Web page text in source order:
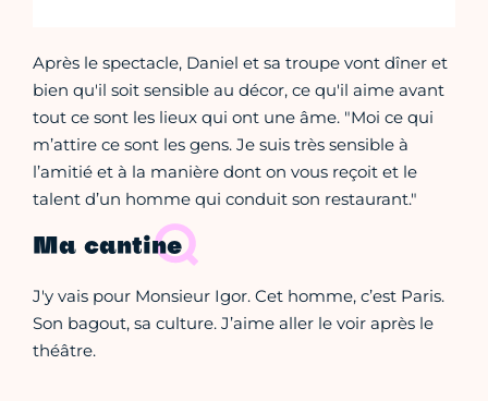
Après le spectacle, Daniel et sa troupe vont dîner et
bien qu'il soit sensible au décor, ce qu'il aime avant
tout ce sont les lieux qui ont une âme. "Moi ce qui
m’attire ce sont les gens. Je suis très sensible à
l’amitié et à la manière dont on vous reçoit et le
talent d’un homme qui conduit son restaurant."
Ma cantine
J'y vais pour Monsieur Igor. Cet homme, c’est Paris.
Son bagout, sa culture. J’aime aller le voir après le
théâtre.